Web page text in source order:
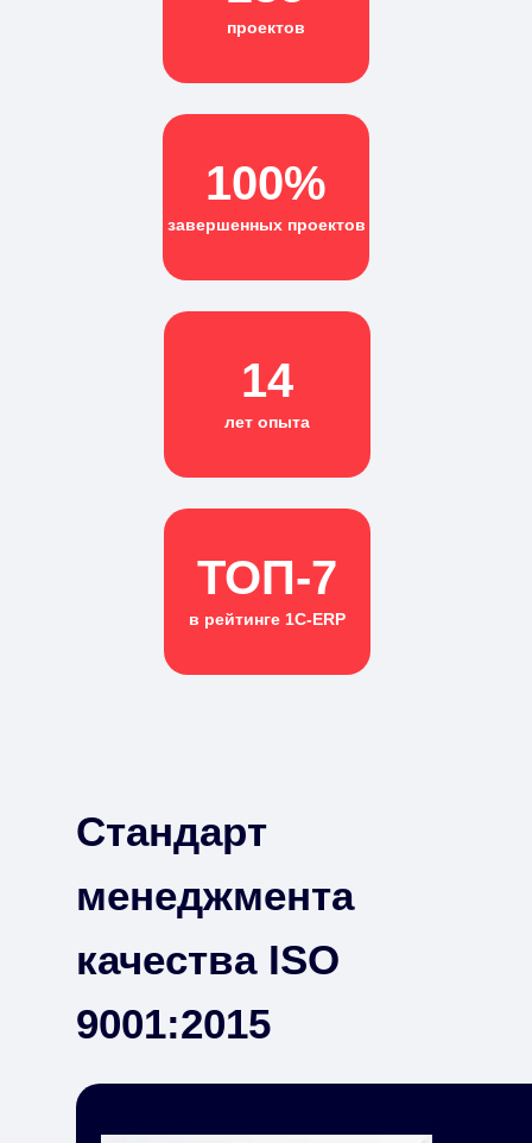
проектов
завершенных проектов
100%
ТОП-7
в рейтинге 1С-ERP
лет опыта
14
Стандарт
менеджмента
качества ISO
9001:2015